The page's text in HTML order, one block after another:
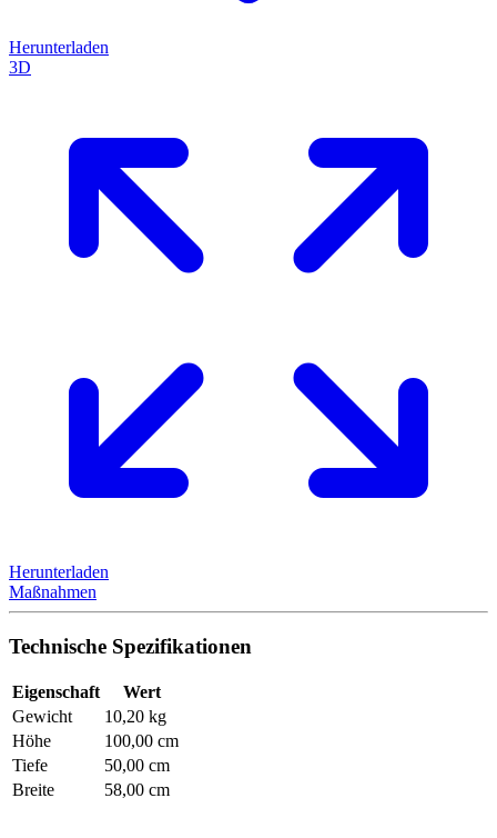
Herunterladen
3D
Herunterladen
Maßnahmen
Technische Spezifikationen
Eigenschaft
Wert
Gewicht
10,20 kg
Höhe
100,00 cm
Tiefe
50,00 cm
Breite
58,00 cm